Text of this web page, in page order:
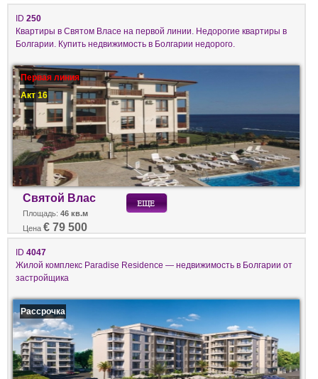
ID 250
Квартиры в Святом Власе на первой линии. Недорогие квартиры в
Болгарии. Купить недвижимость в Болгарии недорого.
Первая линия
Акт 16
Святой Влас
Площадь: 46 кв.м
Цена € 79 500
ID 4047
Жилой комплекс Paradise Residence — недвижимость в Болгарии от
застройщика
Рассрочка